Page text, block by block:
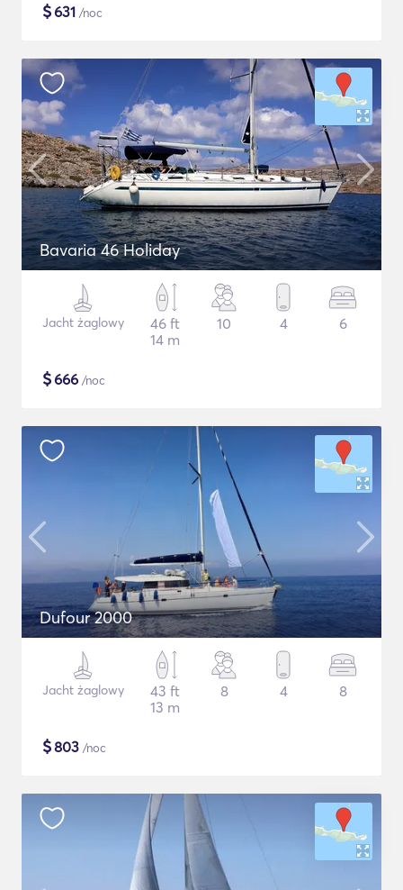
$631 /noc
Bavaria 46 Holiday
Jacht żaglowy
46 ft
14 m
10 4 6
$666 /noc
Dufour 2000
Jacht żaglowy
43 ft
13 m
8 4 8
$803 /noc